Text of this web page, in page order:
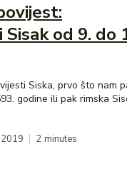
od 9. do
Siska, prvo što nam
godine ili pak rimska
2 minutes